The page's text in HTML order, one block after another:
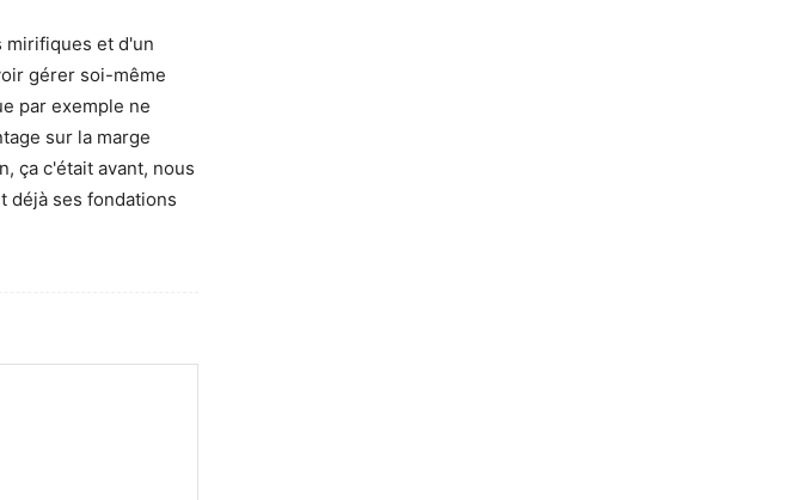
mirifiques et d'un
gérer soi-même
par exemple ne
sur la marge
ça c'était avant, nous
déjà ses fondations